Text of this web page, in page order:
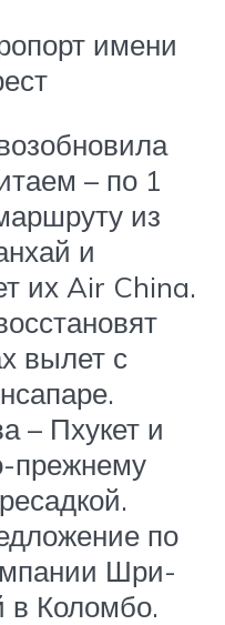
имени
– по 1
из
и
их Air China.
вылет с
– Пхукет и
прежнему
по
Шри-
в Коломбо.